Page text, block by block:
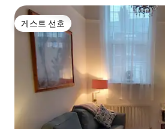
게스트 선호
게스트 선호